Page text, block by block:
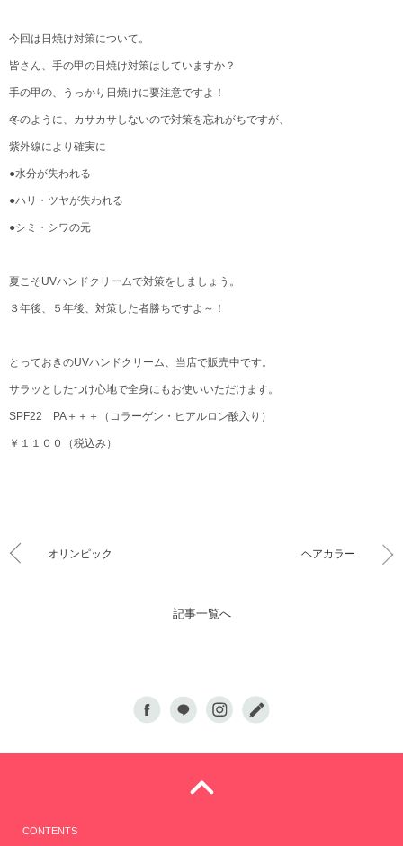
今回は日焼け対策について。
皆さん、手の甲の日焼け対策はしていますか？
手の甲の、うっかり日焼けに要注意ですよ！
冬のように、カサカサしないので対策を忘れがちですが、
紫外線により確実に
●水分が失われる
●ハリ・ツヤが失われる
●シミ・シワの元
夏こそUVハンドクリームで対策をしましょう。
３年後、５年後、対策した者勝ちですよ～！
とっておきのUVハンドクリーム、当店で販売中です。
サラッとしたつけ心地で全身にもお使いいただけます。
SPF22 PA＋＋＋（コラーゲン・ヒアルロン酸入り）
￥１１００（税込み）
オリンピック ヘアカラー
記事一覧へ
CONTENTS